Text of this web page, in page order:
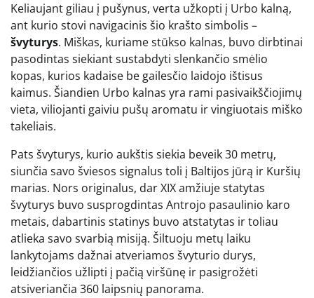
Keliaujant giliau į pušynus, verta užkopti į Urbo kalną,
ant kurio stovi navigacinis šio krašto simbolis –
švyturys. Miškas, kuriame stūkso kalnas, buvo dirbtinai
pasodintas siekiant sustabdyti slenkančio smėlio
kopas, kurios kadaise be gailesčio laidojo ištisus
kaimus. Šiandien Urbo kalnas yra rami pasivaikščiojimų
vieta, viliojanti gaiviu pušų aromatu ir vingiuotais miško
takeliais.
Pats švyturys, kurio aukštis siekia beveik 30 metrų,
siunčia savo šviesos signalus toli į Baltijos jūrą ir Kuršių
marias. Nors originalus, dar XIX amžiuje statytas
švyturys buvo susprogdintas Antrojo pasaulinio karo
metais, dabartinis statinys buvo atstatytas ir toliau
atlieka savo svarbią misiją. Šiltuoju metų laiku
lankytojams dažnai atveriamos švyturio durys,
leidžiančios užlipti į pačią viršūnę ir pasigrožėti
atsiveriančia 360 laipsnių panorama.